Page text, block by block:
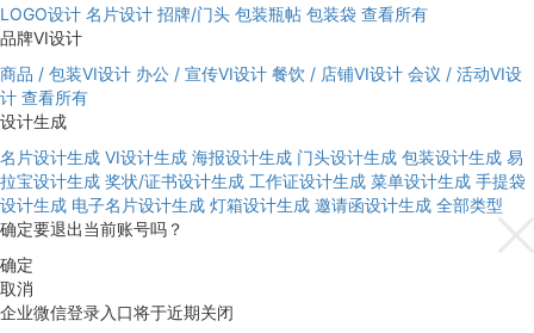
LOGO设计 名片设计 招牌/门头 包装瓶帖 包装袋 查看所有
品牌VI设计
商品 / 包装VI设计 办公 / 宣传VI设计 餐饮 / 店铺VI设计 会议 / 活动VI设
计 查看所有
设计生成
名片设计生成 VI设计生成 海报设计生成 门头设计生成 包装设计生成 易
拉宝设计生成 奖状/证书设计生成 工作证设计生成 菜单设计生成 手提袋
设计生成 电子名片设计生成 灯箱设计生成 邀请函设计生成 全部类型
确定要退出当前账号吗？
确定
取消
企业微信登录入口将于近期关闭